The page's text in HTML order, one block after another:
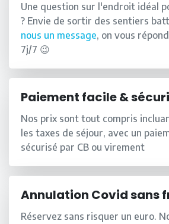
Une question sur l'endroit idéal
? Envie de sortir des sentiers
nous un message, on vous
7j/7 😉
Paiement facile &
Nos prix sont tout compris
les taxes de séjour, avec un
sécurisé par CB ou virement
Annulation Covid sans
Réservez sans risquer un euro.